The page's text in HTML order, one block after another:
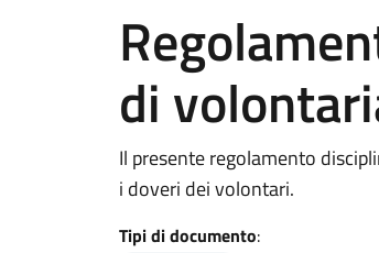
di
Il presente regolamento
i doveri dei volontari.
Tipi di documento: